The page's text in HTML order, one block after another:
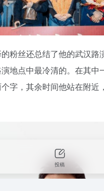
粉丝还总结了他的武汉路
地点中最冷清的。在其中
字，其余时间他站在附近
投稿